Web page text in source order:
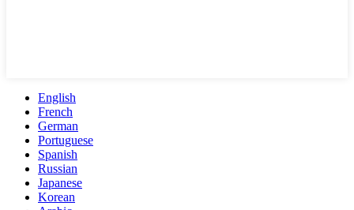
English
French
German
Portuguese
Spanish
Russian
Japanese
Korean